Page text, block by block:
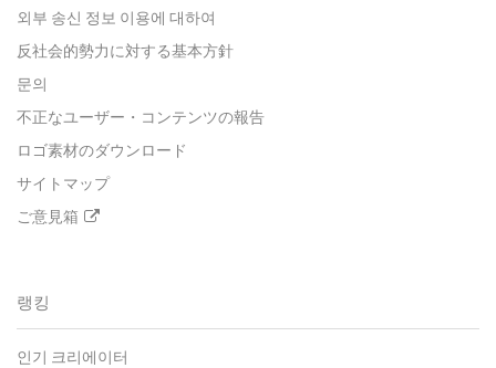
외부 송신 정보 이용에 대하여
反社会的勢力に対する基本方針
문의
不正なユーザー・コンテンツの報告
ロゴ素材のダウンロード
サイトマップ
ご意見箱
랭킹
인기 크리에이터